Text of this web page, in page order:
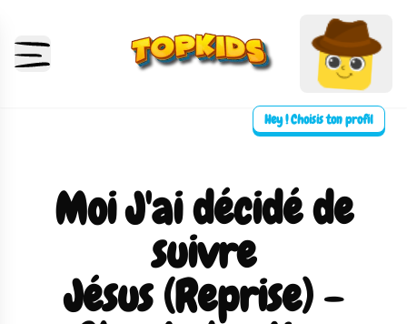
Hey ! Choisis ton profil
Moi J'ai décidé de
suivre
Jésus (Reprise) -